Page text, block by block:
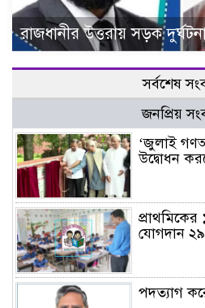
রাজধানীর উত্তরায় সড়ক
সর্বশেষ
জনপ্রিয়
‘জুলাই
উদ্বোধন
যোগদান
পদত্যাগ